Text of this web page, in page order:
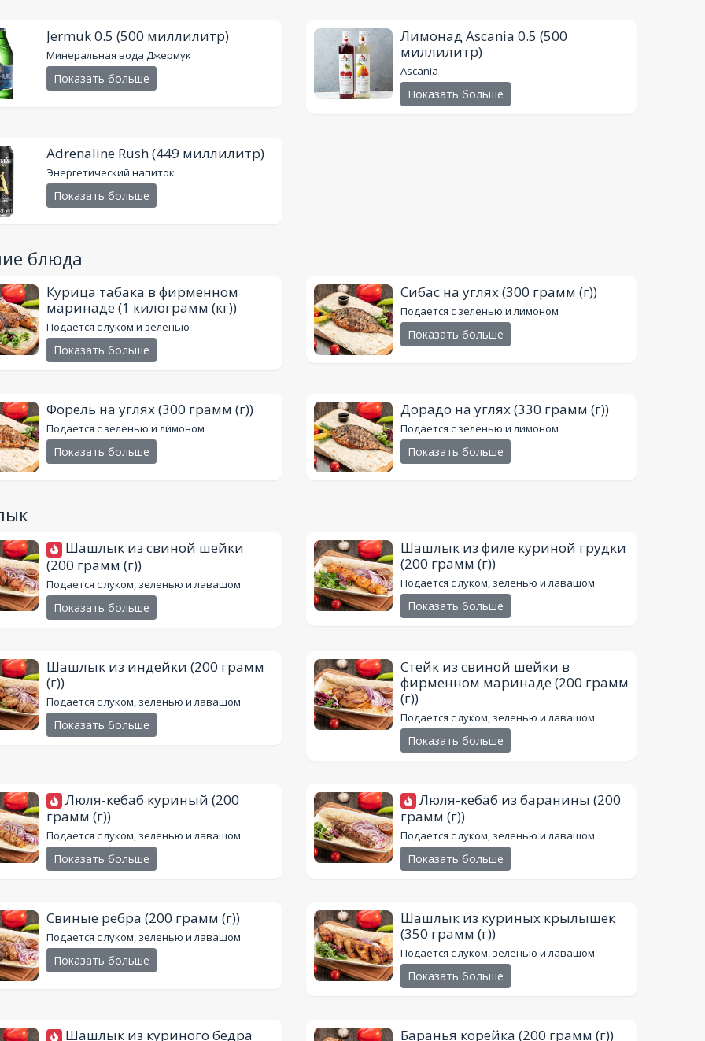
Jermuk 0.5 (500 миллилитр)
Минеральная вода Джермук
Показать больше
Лимонад Ascania 0.5 (500
миллилитр)
Ascania
Показать больше
Adrenaline Rush(449 миллилитр)
Энергетический напиток
Показать больше
блюда
Курица табака в фирменном
маринаде(1 килограмм (кг))
Подается с луком и зеленью
Показать больше
Сибас на углях(300 грамм (г))
Подается с зеленью и лимоном
Показать больше
Форель на углях(300 грамм (г))
Подается с зеленью и лимоном
Показать больше
Дорадо на углях(330 грамм (г))
Подается с зеленью и лимоном
Показать больше
Шашлык из cвинoй шейки
(200 грамм (г))
Подается с луком, зеленью и лавашом
Показать больше
Шашлык из филе куриной грудки
(200 грамм (г))
Подается с луком, зеленью и лавашом
Показать больше
Шашлык из индейки (200 грамм
(г))
Подается с луком, зеленью и лавашом
Показать больше
Стейк из cвинoй шейки в
фирменном маринаде(200 грамм
(г))
Подается с луком, зеленью и лавашом
Показать больше
Люля-кебаб куриный(200
грамм (г))
Подается с луком, зеленью и лавашом
Показать больше
Люля-кебаб из баранины(200
грамм (г))
Подается с луком, зеленью и лавашом
Показать больше
Свиные ребра (200 грамм (г))
Подается с луком, зеленью и лавашом
Показать больше
Шашлык из куриных крылышек
(350 грамм (г))
Подается с луком, зеленью и лавашом
Показать больше
Шашлык из куриного бедра Баранья корейка (200 грамм (г))